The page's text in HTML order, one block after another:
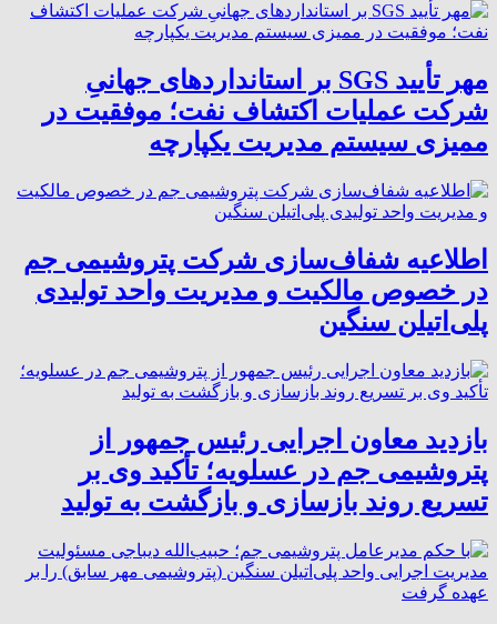
مهر تأیید SGS بر استانداردهای جهانیِ
شرکت عملیات اکتشاف نفت؛ موفقیت در
ممیزی سیستم مدیریت یکپارچه
اطلاعیه شفاف‌سازی شرکت پتروشیمی جم
در خصوص مالکیت و مدیریت واحد تولیدی
پلی‌اتیلن سنگین
بازدید معاون اجرایی رئیس جمهور از
پتروشیمی جم در عسلویه؛ تأکید وی بر
تسریع روند بازسازی و بازگشت به تولید